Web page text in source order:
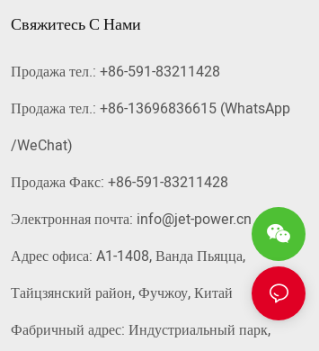
Свяжитесь С Нами
Продажа тел.: +86-591-83211428
Продажа тел.: +86-13696836615 (WhatsApp
/WeChat)
Продажа Факс: +86-591-83211428
Электронная почта: info@jet-power.cn
Адрес офиса: A1-1408, Ванда Пьяцца,
Тайцзянский район, Фучжоу, Китай
Фабричный адрес: Индустриальный парк,